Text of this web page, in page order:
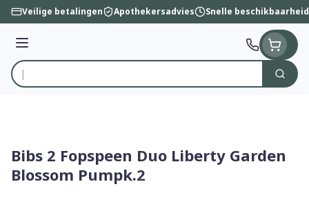
Ga naar de inhoud
Veilige betalingen Apothekersadvies Snelle beschikbaarheid
Menu
Product, merk, categorie...
Zoek
Bibs 2 Fopspeen Duo Liberty Garden
Blossom Pumpk.2